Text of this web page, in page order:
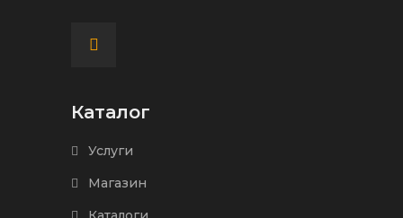
Каталог
Услуги
Магазин